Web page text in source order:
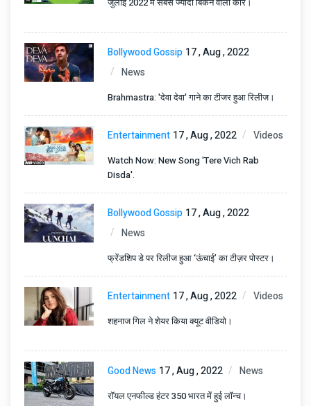
Bollywood Gossip 17 , Aug , 2022
News
Brahmastra: 'देवा देवा' गाने का टीजर हुआ रिलीज।
Entertainment 17 , Aug , 2022 Videos
Watch Now: New Song 'Tere Vich Rab
Disda'.
Bollywood Gossip 17 , Aug , 2022
News
फ्रेंडशिप डे पर रिलीज हुआ ‘ऊंचाई’ का टीज़र पोस्टर।
Entertainment 17 , Aug , 2022 Videos
शहनाज गिल ने शेयर किया क्यूट वीडियो।
Good News 17 , Aug , 2022 News
रॉयल एनफील्ड हंटर 350 भारत में हुई लॉन्च।